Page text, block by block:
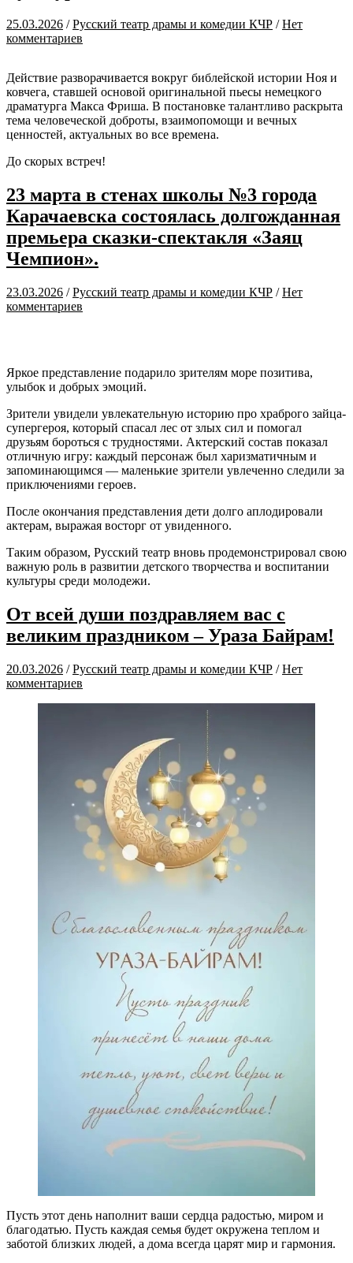
25.03.2026 /Русский театр драмы и комедии КЧР /Нет
комментариев
Действие разворачивается вокруг библейской истории Ноя и
ковчега, ставшей основой оригинальной пьесы немецкого
драматурга Макса Фриша. В постановке талантливо раскрыта
тема человеческой доброты, взаимопомощи и вечных
ценностей, актуальных во все времена.
До скорых встреч!
23 марта в стенах школы №3 города
Карачаевска состоялась долгожданная
премьера сказки-спектакля «Заяц
Чемпион».
23.03.2026 /Русский театр драмы и комедии КЧР /Нет
комментариев
Яркое представление подарило зрителям море позитива,
улыбок и добрых эмоций.
Зрители увидели увлекательную историю про храброго зайца-
супергероя, который спасал лес от злых сил и помогал
друзьям бороться с трудностями. Актерский состав показал
отличную игру: каждый персонаж был харизматичным и
запоминающимся — маленькие зрители увлеченно следили за
приключениями героев.
После окончания представления дети долго аплодировали
актерам, выражая восторг от увиденного.
Таким образом, Русский театр вновь продемонстрировал свою
важную роль в развитии детского творчества и воспитании
культуры среди молодежи.
От всей души поздравляем вас с
великим праздником – Ураза Байрам!
20.03.2026 /Русский театр драмы и комедии КЧР /Нет
комментариев
Пусть этот день наполнит ваши сердца радостью, миром и
благодатью. Пусть каждая семья будет окружена теплом и
заботой близких людей, а дома всегда царят мир и гармония.